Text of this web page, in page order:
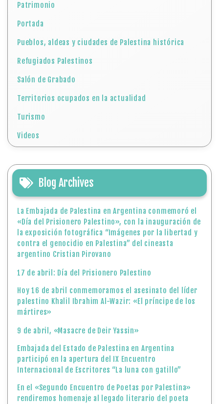
Patrimonio
Portada
Pueblos, aldeas y ciudades de Palestina histórica
Refugiados Palestinos
Salón de Grabado
Territorios ocupados en la actualidad
Turismo
Videos
Blog Archives
La Embajada de Palestina en Argentina conmemoró el
«Día del Prisionero Palestino», con la inauguración de
la exposición fotográfica “Imágenes por la libertad y
contra el genocidio en Palestina” del cineasta
argentino Cristian Pirovano
17 de abril: Día del Prisionero Palestino
Hoy 16 de abril conmemoramos el asesinato del líder
palestino Khalil Ibrahim Al-Wazir: «El príncipe de los
mártires»
9 de abril, «Masacre de Deir Yassin»
Embajada del Estado de Palestina en Argentina
participó en la apertura del IX Encuentro
Internacional de Escritores “La luna con gatillo”
En el «Segundo Encuentro de Poetas por Palestina»
rendiremos homenaje al legado literario del poeta